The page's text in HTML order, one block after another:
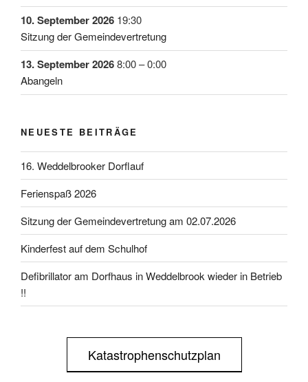
10. September 2026 19:30
Sitzung der Gemeindevertretung
13. September 20268:00–0:00
Abangeln
NEUESTE BEITRÄGE
16. Weddelbrooker Dorflauf
Ferienspaß 2026
Sitzung der Gemeindevertretung am 02.07.2026
Kinderfest auf dem Schulhof
Defibrillator am Dorfhaus in Weddelbrook wieder in Betrieb
!!
Katastrophenschutzplan